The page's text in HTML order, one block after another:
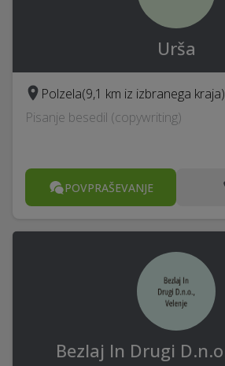
Urša
Polzela(9,1 km iz izbranega kraja)
Pisanje besedil (copywriting)
POVPRAŠEVANJE
Bezlaj In Drugi